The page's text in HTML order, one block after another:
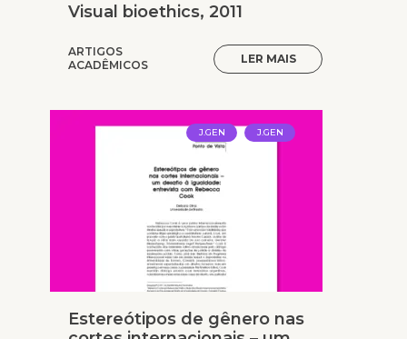
Visual bioethics, 2011
ARTIGOS
ACADÊMICOS
LER MAIS
J.GEN J.GEN
Estereótipos de gênero nas